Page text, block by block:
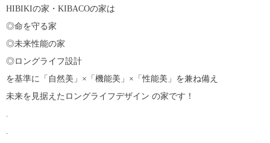
HIBIKIの家・KIBACOの家は
◎命を守る家
◎未来性能の家
◎ロングライフ設計
を基準に「自然美」×「機能美」×「性能美」を兼ね備え
未来を見据えたロングライフデザイン の家です！